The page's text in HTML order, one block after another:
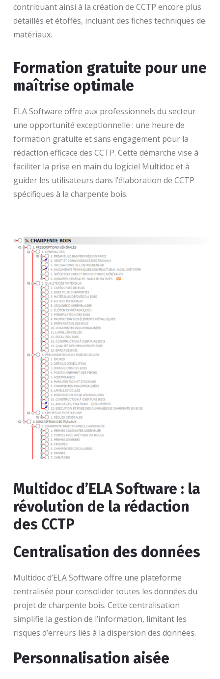
contribuant ainsi à la création de CCTP encore plus
détaillés et étoffés, incluant des fiches techniques de
matériaux.
Formation gratuite pour une
maîtrise optimale
ELA Software offre aux professionnels du secteur
une opportunité exceptionnelle : une heure de
formation gratuite et sans engagement pour la
rédaction efficace des CCTP. Cette démarche vise à
faciliter la prise en main du logiciel Multidoc et à
guider les utilisateurs dans l’élaboration de CCTP
spécifiques à la charpente bois.
Multidoc d’ELA Software : la
révolution de la rédaction
des CCTP
Centralisation des données
Multidoc d’ELA Software offre une plateforme
centralisée pour consolider toutes les données du
projet de charpente bois. Cette centralisation
simplifie la gestion de l’information, limitant les
risques d’erreurs liés à la dispersion des données.
Personnalisation aisée